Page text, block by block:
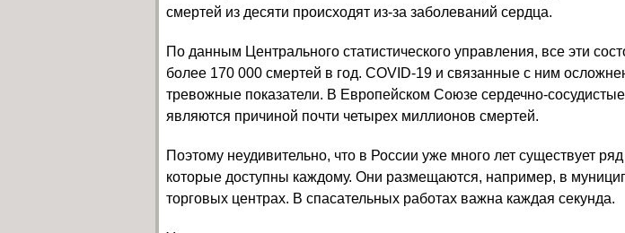
смертей из десяти происходят из-за заболеваний сердца.
По данным Центрального статистического управления, все эти
более 170 000 смертей в год. COVID-19 и связанные с ним
тревожные показатели. В Европейском Союзе сердечно-
являются причиной почти четырех миллионов смертей.
Поэтому неудивительно, что в России уже много лет существует
которые доступны каждому. Они размещаются, например, в
торговых центрах. В спасательных работах важна каждая секунда.